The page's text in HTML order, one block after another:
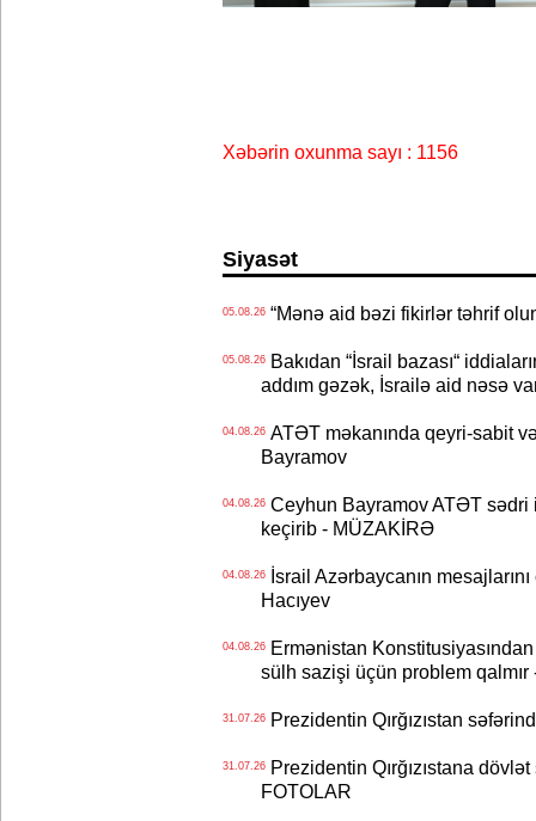
Xəbərin oxunma sayı : 1156
Siyasət
05.08.26“Mənə aid bəzi fikirlər təhrif
05.08.26Bakıdan “İsrail bazası“
addım gəzək, İsrailə aid nəsə
04.08.26ATƏT məkanında qeyri-sabit
Bayramov
04.08.26Ceyhun Bayramov ATƏT sədri
keçirib - MÜZAKİRƏ
04.08.26İsrail Azərbaycanın
Hacıyev
04.08.26Ermənistan Konstitusiyasından
sülh sazişi üçün problem qalmır
31.07.26Prezidentin Qırğızıstan
31.07.26Prezidentin Qırğızıstana dövlət
FOTOLAR